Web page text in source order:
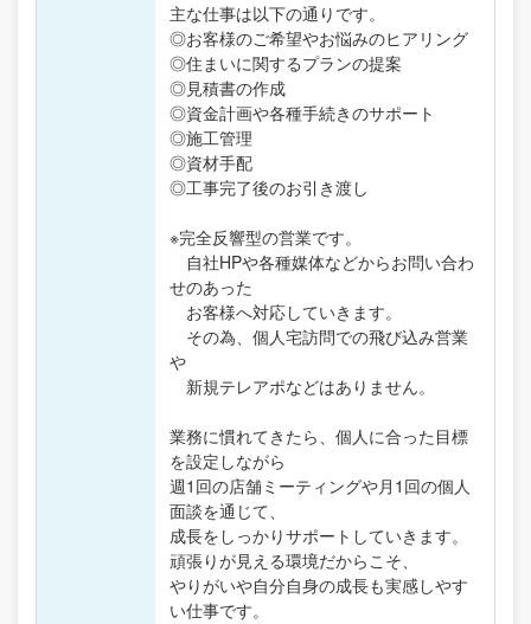
主な仕事は以下の通りです。
◎お客様のご希望やお悩みのヒアリング
◎住まいに関するプランの提案
◎見積書の作成
◎資金計画や各種手続きのサポート
◎施工管理
◎資材手配
◎工事完了後のお引き渡し
※完全反響型の営業です。
自社HPや各種媒体などからお問い合わ
せのあった
お客様へ対応していきます。
その為、個人宅訪問での飛び込み営業
や
新規テレアポなどはありません。
業務に慣れてきたら、個人に合った目標
を設定しながら
週1回の店舗ミーティングや月1回の個人
面談を通じて、
成長をしっかりサポートしていきます。
頑張りが見える環境だからこそ、
やりがいや自分自身の成長も実感しやす
い仕事です。